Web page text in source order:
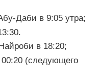
Даби в 9:05 утра;
в 18:20;
(следующего